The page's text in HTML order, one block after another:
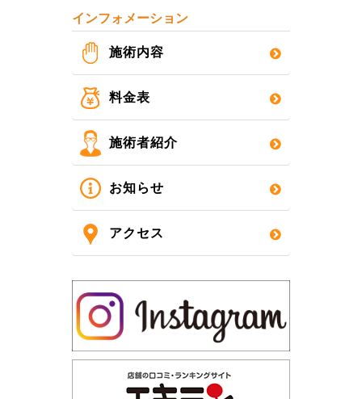
インフォメーション
施術内容
料金表
施術者紹介
お知らせ
アクセス